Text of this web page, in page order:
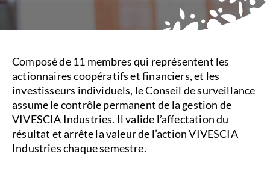
Composé de 11 membres qui représentent les
actionnaires coopératifs et financiers, et les
investisseurs individuels, le Conseil de surveillance
assume le contrôle permanent de la gestion de
VIVESCIA Industries. Il valide l’affectation du
résultat et arrête la valeur de l’action VIVESCIA
Industries chaque semestre.